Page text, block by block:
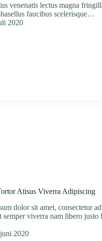
venenatis lectus magna
faucibus scelerisque…
2020
Atisus Viverra Adipiscing
dolor sit amet, consectetur
semper viverra nam libero
2020